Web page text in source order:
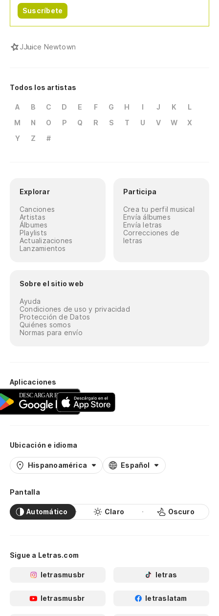
Suscríbete
JJuice Newtown
Todos los artistas
A B C D E F G H I J K
L
M
N O P Q R S T U V W
X
Y
Z #
Explorar
Canciones
Artistas
Álbumes
Playlists
Actualizaciones
Lanzamientos
Participa
Crea tu perfil musical
Envía álbumes
Envía letras
Correcciones de
letras
Sobre el sitio web
Ayuda
Condiciones de uso y privacidad
Protección de Datos
Quiénes somos
Normas para envío
Aplicaciones
Ubicación e idioma
Hispanoamérica Español
Pantalla
Automático Claro Oscuro
Sigue a Letras.com
letrasmusbr letras
letrasmusbr letraslatam